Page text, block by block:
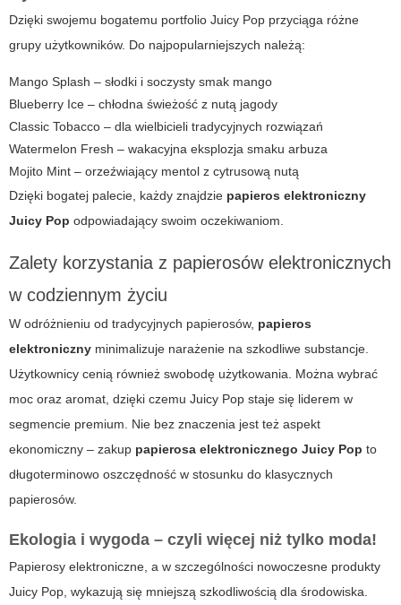
Dzięki swojemu bogatemu portfolio Juicy Pop przyciąga różne
grupy użytkowników. Do najpopularniejszych należą:
Mango Splash – słodki i soczysty smak mango
Blueberry Ice – chłodna świeżość z nutą jagody
Classic Tobacco – dla wielbicieli tradycyjnych rozwiązań
Watermelon Fresh – wakacyjna eksplozja smaku arbuza
Mojito Mint – orzeźwiający mentol z cytrusową nutą
Dzięki bogatej palecie, każdy znajdzie papieros elektroniczny
Juicy Pop odpowiadający swoim oczekiwaniom.
Zalety korzystania z papierosów elektronicznych
w codziennym życiu
W odróżnieniu od tradycyjnych papierosów, papieros
elektroniczny minimalizuje narażenie na szkodliwe substancje.
Użytkownicy cenią również swobodę użytkowania. Można wybrać
moc oraz aromat, dzięki czemu Juicy Pop staje się liderem w
segmencie premium. Nie bez znaczenia jest też aspekt
ekonomiczny – zakup papierosa elektronicznego Juicy Pop to
długoterminowo oszczędność w stosunku do klasycznych
papierosów.
Ekologia i wygoda – czyli więcej niż tylko moda!
Papierosy elektroniczne, a w szczególności nowoczesne produkty
Juicy Pop, wykazują się mniejszą szkodliwością dla środowiska.